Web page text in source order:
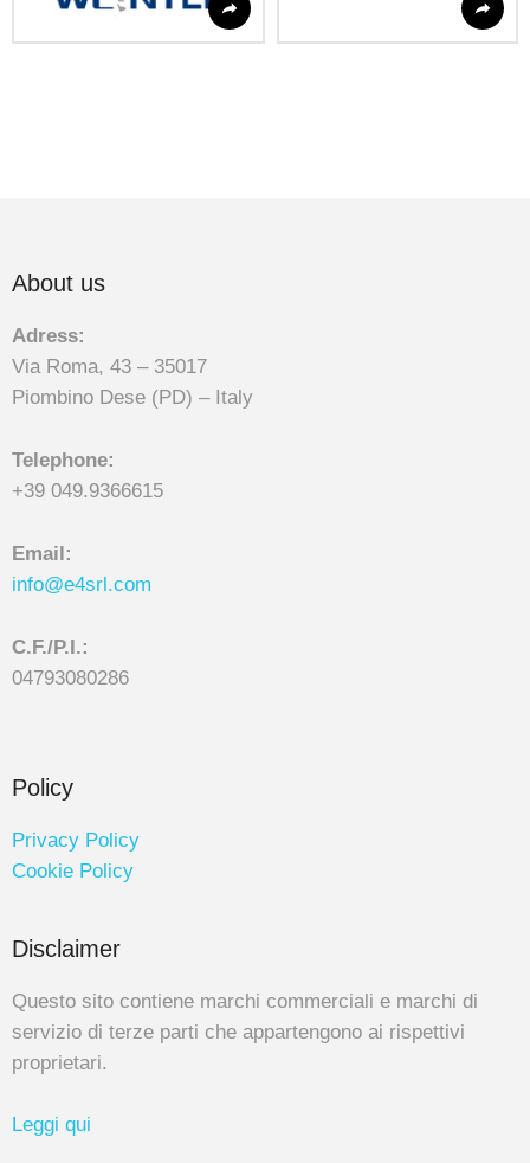
About us
Adress:
Via Roma, 43 – 35017
Piombino Dese (PD) – Italy
Telephone:
+39 049.9366615
Email:
info@e4srl.com
C.F./P.I.:
04793080286
Policy
Privacy Policy
Cookie Policy
Disclaimer
Questo sito contiene marchi commerciali e marchi di
servizio di terze parti che appartengono ai rispettivi
proprietari.
Leggi qui